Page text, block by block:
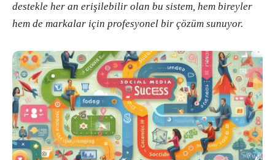
destekle her an erişilebilir olan bu sistem, hem bireyler
hem de markalar için profesyonel bir çözüm sunuyor.